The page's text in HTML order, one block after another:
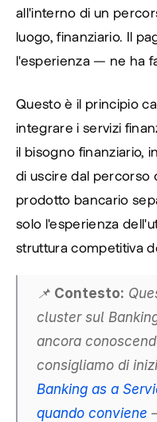
all'interno di un
luogo, finanziario. Il
l'esperienza — ne ha
Questo è il principio
integrare i servizi
il bisogno finanziario,
di uscire dal percorso
prodotto bancario
solo l'esperienza
struttura competitiva
📌 Contesto:
cluster sul
ancora
Banking as a
quando conviene